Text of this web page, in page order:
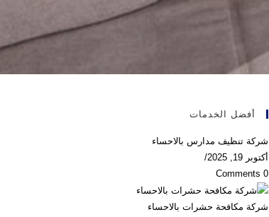
أفضل الخدمات
شركة تنظيف مدارس بالاحساء
أكتوبر 19, 2025
/
0 Comments
شركة مكافحة حشرات بالاحساء